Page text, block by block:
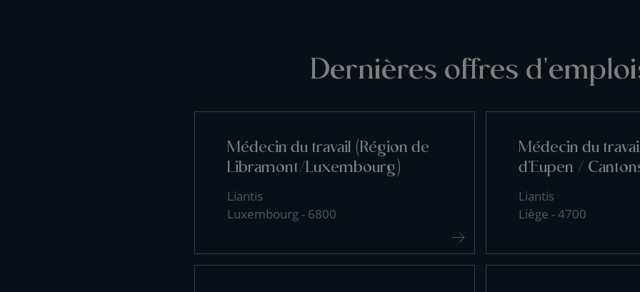
Dernières offres
Médecin du travail (Région de
Libramont/Luxembourg)
Liantis
Luxembourg - 6800
Médecin du
d'Eupen /
Liantis
Liège - 4700